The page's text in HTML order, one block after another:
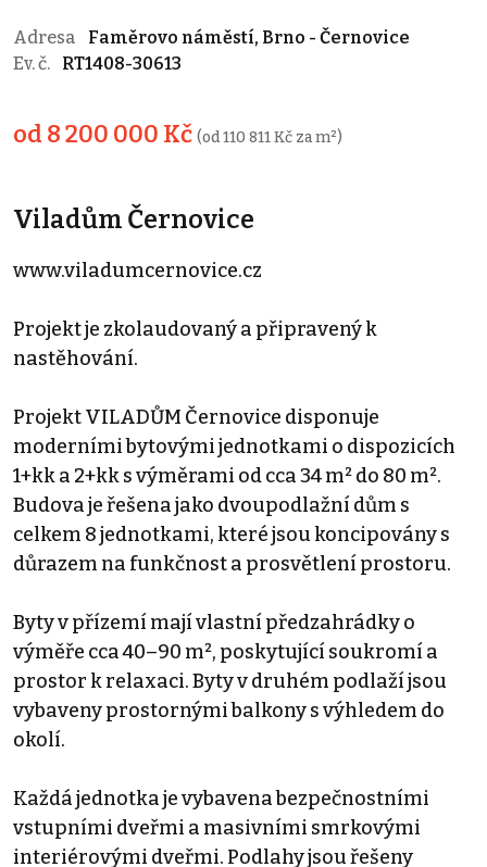
Adresa
Faměrovo náměstí, Brno - Černovice
Ev. č.
RT1408-30613
od 8 200 000 Kč (od 110 811 Kč za m²)
Viladům Černovice
www.viladumcernovice.cz
Projekt je zkolaudovaný a připravený k
nastěhování.
Projekt VILADŮM Černovice disponuje
moderními bytovými jednotkami o dispozicích
1+kk a 2+kk s výměrami od cca 34 m² do 80 m².
Budova je řešena jako dvoupodlažní dům s
celkem 8 jednotkami, které jsou koncipovány s
důrazem na funkčnost a prosvětlení prostoru.
Byty v přízemí mají vlastní předzahrádky o
výměře cca 40–90 m², poskytující soukromí a
prostor k relaxaci. Byty v druhém podlaží jsou
vybaveny prostornými balkony s výhledem do
okolí.
Každá jednotka je vybavena bezpečnostními
vstupními dveřmi a masivními smrkovými
interiérovými dveřmi. Podlahy jsou řešeny